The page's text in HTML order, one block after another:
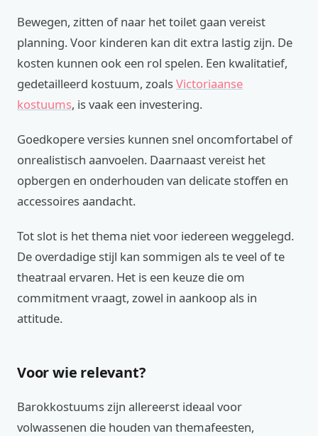
Bewegen, zitten of naar het toilet gaan vereist
planning. Voor kinderen kan dit extra lastig zijn. De
kosten kunnen ook een rol spelen. Een kwalitatief,
gedetailleerd kostuum, zoalsVictoriaanse
kostuums, is vaak een investering.
Goedkopere versies kunnen snel oncomfortabel of
onrealistisch aanvoelen. Daarnaast vereist het
opbergen en onderhouden van delicate stoffen en
accessoires aandacht.
Tot slot is het thema niet voor iedereen weggelegd.
De overdadige stijl kan sommigen als te veel of te
theatraal ervaren. Het is een keuze die om
commitment vraagt, zowel in aankoop als in
attitude.
Voor wie relevant?
Barokkostuums zijn allereerst ideaal voor
volwassenen die houden van themafeesten,